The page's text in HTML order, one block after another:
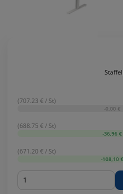
(707.23 € / St)
-0,00 €
(688.75 € / St)
-36,96 €
(671.20 € / St)
-108,10 €
Menge